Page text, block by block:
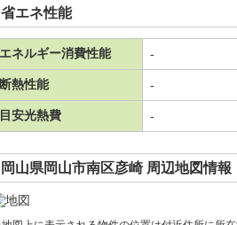
省エネ性能
エネルギー消費性能 -
断熱性能 -
目安光熱費 -
岡山県岡山市南区彦崎 周辺地図情報